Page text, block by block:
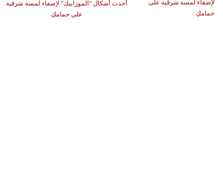
أحدث أشكال "الموزاييك" لإضفاء لمسة شرقية
على حمامكِ